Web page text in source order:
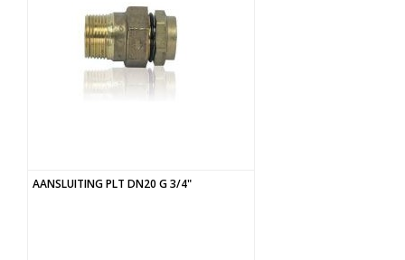
AANSLUITING PLT DN20 G 3/4"